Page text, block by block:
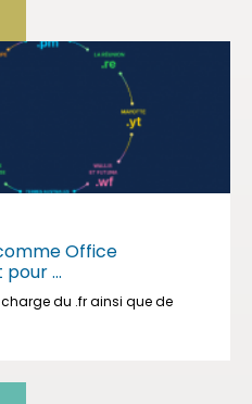
Office
...
charge du .fr ainsi que de